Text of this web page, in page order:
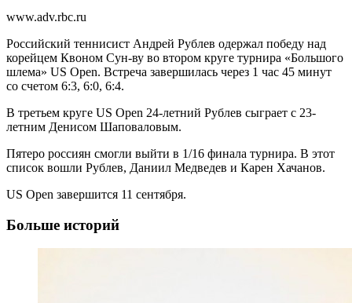
www.adv.rbc.ru
Российский теннисист Андрей Рублев одержал победу над
корейцем Квоном Сун-ву во втором круге турнира «Большого
шлема» US Open. Встреча завершилась через 1 час 45 минут
со счетом 6:3, 6:0, 6:4.
В третьем круге US Open 24-летний Рублев сыграет с 23-
летним Денисом Шаповаловым.
Пятеро россиян смогли выйти в 1/16 финала турнира. В этот
список вошли Рублев, Даниил Медведев и Карен Хачанов.
US Open завершится 11 сентября.
Больше историй